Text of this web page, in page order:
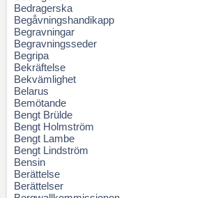
Bedragerska
Begåvningshandikapp
Begravningar
Begravningsseder
Begripa
Bekräftelse
Bekvämlighet
Belarus
Bemötande
Bengt Brülde
Bengt Holmström
Bengt Lambe
Bengt Lindström
Bensin
Berättelse
Berättelser